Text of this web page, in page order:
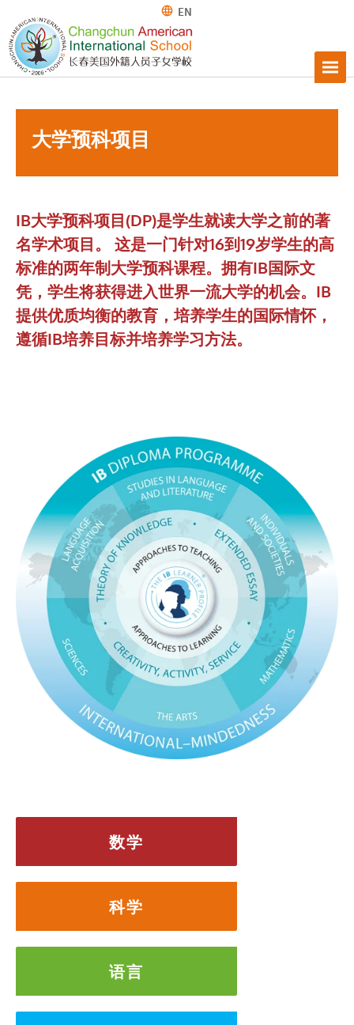
EN
大学预科项目
IB大学预科项目(DP)是学生就读大学之前的著
名学术项目。 这是一门针对16到19岁学生的高
标准的两年制大学预科课程。拥有IB国际文
凭，学生将获得进入世界一流大学的机会。IB
提供优质均衡的教育，培养学生的国际情怀，
遵循IB培养目标并培养学习方法。
数学
科学
语言